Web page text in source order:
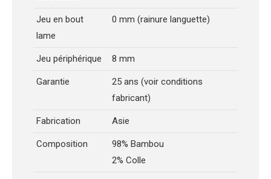
Jeu en bout
lame
0 mm (rainure languette)
Jeu périphérique 8 mm
Garantie
25 ans (voir conditions
fabricant)
Fabrication Asie
Composition
98% Bambou
2% Colle